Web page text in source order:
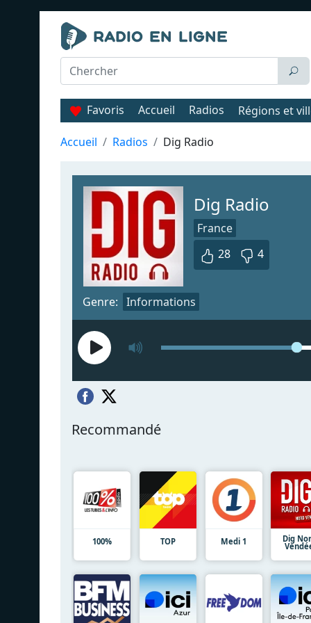
Favoris Accueil Radios Régions et
Accueil Radios Dig Radio
Dig Radio
France
28
4
Genre: Informations
Recommandé
100% TOP Medi 1 Dig